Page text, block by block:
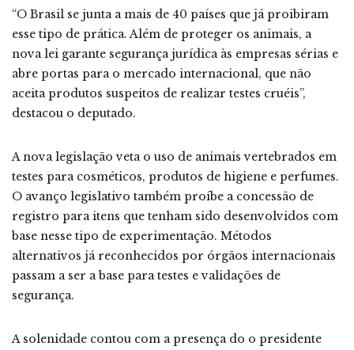
“O Brasil se junta a mais de 40 países que já proibiram
esse tipo de prática. Além de proteger os animais, a
nova lei garante segurança jurídica às empresas sérias e
abre portas para o mercado internacional, que não
aceita produtos suspeitos de realizar testes cruéis”,
destacou o deputado.
A nova legislação veta o uso de animais vertebrados em
testes para cosméticos, produtos de higiene e perfumes.
O avanço legislativo também proíbe a concessão de
registro para itens que tenham sido desenvolvidos com
base nesse tipo de experimentação. Métodos
alternativos já reconhecidos por órgãos internacionais
passam a ser a base para testes e validações de
segurança.
A solenidade contou com a presença do o presidente